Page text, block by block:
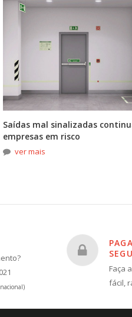
Saídas mal sinalizadas
empresas em risco
ver mais
Faça
fácil,